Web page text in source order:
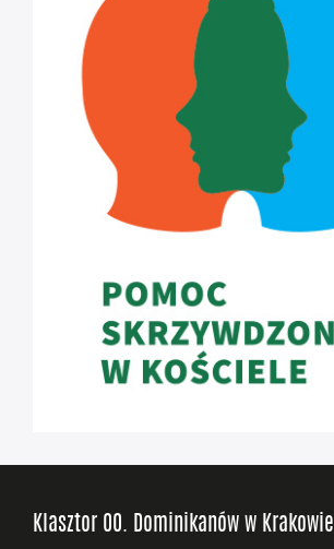
Klasztor OO. Dominikanów w Krakowie